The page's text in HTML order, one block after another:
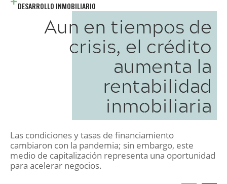
DESARROLLO INMOBILIARIO
Aun en tiempos de
crisis, el crédito
aumenta la
rentabilidad
inmobiliaria
Las condiciones y tasas de financiamiento
cambiaron con la pandemia; sin embargo, este
medio de capitalización representa una oportunidad
para acelerar negocios.